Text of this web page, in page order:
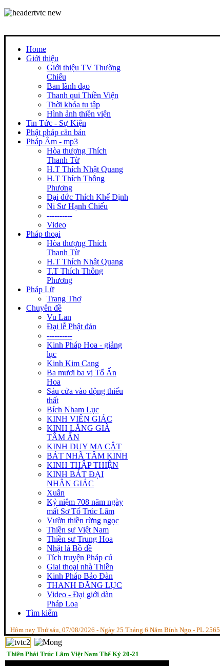
Home
Giới thiệu
Giới thiệu TV Thường
Chiếu
Ban lãnh đạo
Thanh qui Thiền Viện
Thời khóa tu tập
Hình ảnh thiền viện
Tin Tức - Sự Kiện
Phật pháp căn bản
Pháp Âm - mp3
Hòa thượng Thích
Thanh Từ
H.T Thích Nhật Quang
H.T Thích Thông
Phương
Đại đức Thích Khế Định
Ni Sư Hạnh Chiếu
----------
Video
Pháp thoại
Hòa thượng Thích
Thanh Từ
H.T Thích Nhật Quang
T.T Thích Thông
Phương
Pháp Lữ
Trang Thơ
Chuyên đề
Vu Lan
Đại lễ Phật đản
----------
Kinh Pháp Hoa - giảng
lục
Kinh Kim Cang
Ba mươi ba vị Tổ Ấn
Hoa
Sáu cửa vào động thiếu
thất
Bích Nham Lục
KINH VIÊN GIÁC
KINH LĂNG GIÀ
TÂM ẤN
KINH DUY MA CẬT
BÁT NHÃ TÂM KINH
KINH THẬP THIỆN
KINH BÁT ĐẠI
NHÂN GIÁC
Xuân
Kỷ niệm 708 năm ngày
mất Sơ Tổ Trúc Lâm
Vườn thiền rừng ngọc
Thiền sư Việt Nam
Thiền sư Trung Hoa
Nhặt lá Bồ đề
Tích truyện Pháp cú
Giai thoại nhà Thiền
Kinh Pháp Bảo Đàn
THANH ĐĂNG LỤC
Video - Đại giới dàn
Pháp Loa
Tìm kiếm
Hôm nay Thứ sáu, 07/08/2026 - Ngày 25 Tháng 6 Năm Bính Ngọ - PL 2565
Thiền Phái Trúc Lâm Việt Nam Thế Kỷ 20-21